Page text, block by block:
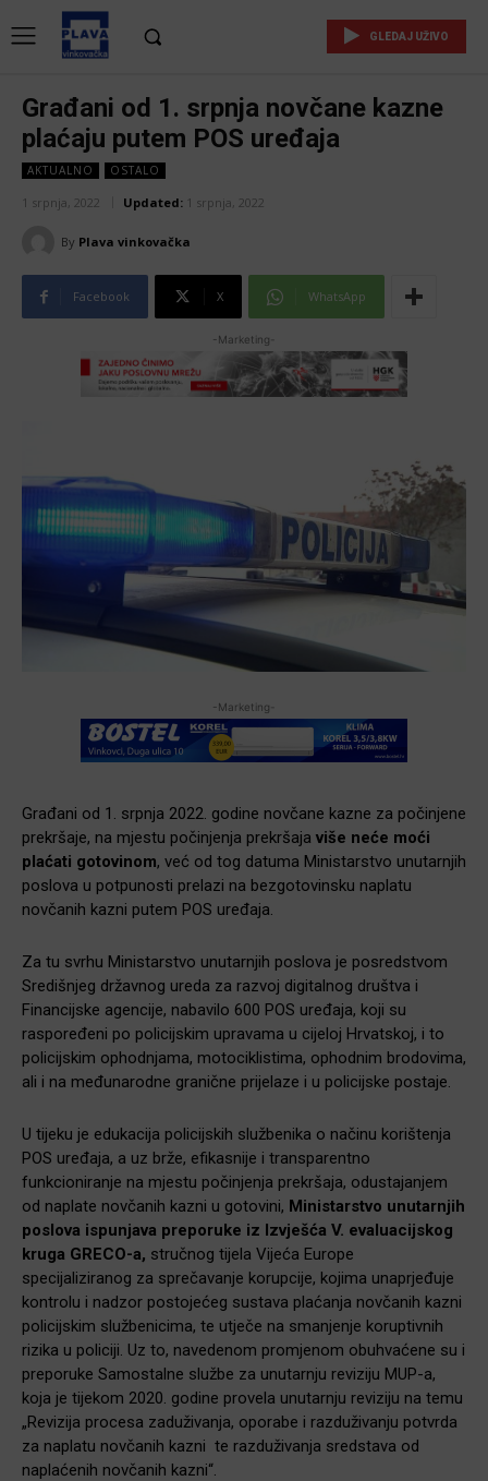
GLEDAJ UŽIVO
Građani od 1. srpnja novčane kazne
plaćaju putem POS uređaja
AKTUALNO OSTALO
1 srpnja, 2022 Updated: 1 srpnja, 2022
By Plava vinkovačka
Facebook X WhatsApp
-Marketing-
-Marketing-
Građani od 1. srpnja 2022. godine novčane kazne za počinjene
prekršaje, na mjestu počinjenja prekršaja više neće moći
plaćati gotovinom, već od tog datuma Ministarstvo unutarnjih
poslova u potpunosti prelazi na bezgotovinsku naplatu
novčanih kazni putem POS uređaja.
Za tu svrhu Ministarstvo unutarnjih poslova je posredstvom
Središnjeg državnog ureda za razvoj digitalnog društva i
Financijske agencije, nabavilo 600 POS uređaja, koji su
raspoređeni po policijskim upravama u cijeloj Hrvatskoj, i to
policijskim ophodnjama, motociklistima, ophodnim brodovima,
ali i na međunarodne granične prijelaze i u policijske postaje.
U tijeku je edukacija policijskih službenika o načinu korištenja
POS uređaja, a uz brže, efikasnije i transparentno
funkcioniranje na mjestu počinjenja prekršaja, odustajanjem
od naplate novčanih kazni u gotovini, Ministarstvo unutarnjih
poslova ispunjava preporuke iz Izvješća V. evaluacijskog
kruga GRECO-a, stručnog tijela Vijeća Europe
specijaliziranog za sprečavanje korupcije, kojima unaprjeđuje
kontrolu i nadzor postojećeg sustava plaćanja novčanih kazni
policijskim službenicima, te utječe na smanjenje koruptivnih
rizika u policiji. Uz to, navedenom promjenom obuhvaćene su i
preporuke Samostalne službe za unutarnju reviziju MUP-a,
koja je tijekom 2020. godine provela unutarnju reviziju na temu
„Revizija procesa zaduživanja, oporabe i razduživanju potvrda
za naplatu novčanih kazni te razduživanja sredstava od
naplaćenih novčanih kazni“.